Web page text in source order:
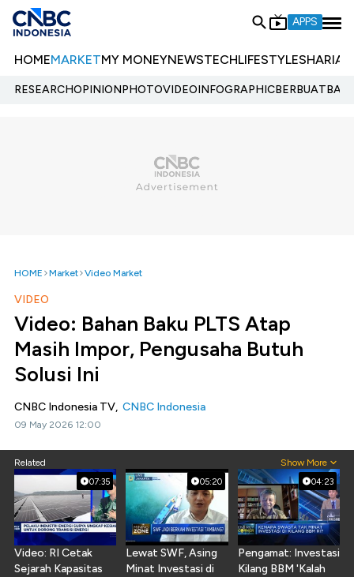
APPS
HOMEMARKETMY MONEYNEWSTECHLIFESTYLESHARIA
RESEARCHOPINIONPHOTOVIDEOINFOGRAPHIC
HOME Market Video Market
VIDEO
Video: Bahan Baku PLTS Atap
Masih Impor, Pengusaha Butuh
Solusi Ini
CNBC Indonesia TV, CNBC Indonesia
09 May 2026 12:00
Related Show More
07:35
Video: RI Cetak
Sejarah Kapasitas
05:20
Lewat SWF, Asing
Minat Investasi di
04:23
Pengamat: Investasi
Kilang BBM 'Kalah